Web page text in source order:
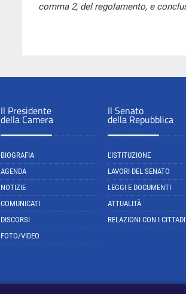
comma 2, del regolamento, e
Il Presidente
della Camera
BIOGRAFIA
AGENDA
NOTIZIE
COMUNICATI
DISCORSI
FOTO/VIDEO
Il Senato
della Repubblica
L'ISTITUZIONE
LAVORI DEL SENATO
LEGGI E DOCUMENTI
ATTUALITÀ
RELAZIONI CON I